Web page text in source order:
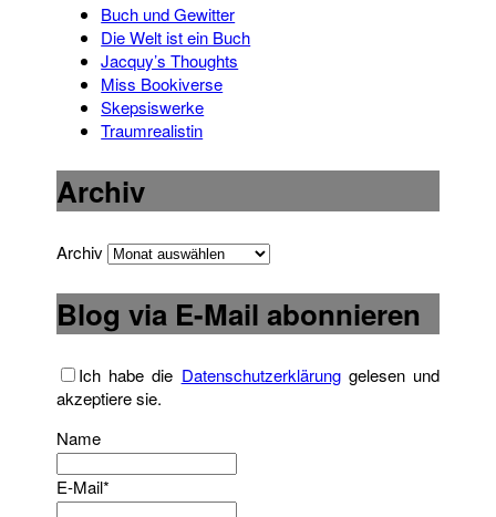
Buch und Gewitter
Die Welt ist ein Buch
Jacquy’s Thoughts
Miss Bookiverse
Skepsiswerke
Traumrealistin
Archiv
Archiv
Blog via E-Mail abonnieren
Ich habe die Datenschutzerklärunggelesen und
akzeptiere sie.
Name
E-Mail*